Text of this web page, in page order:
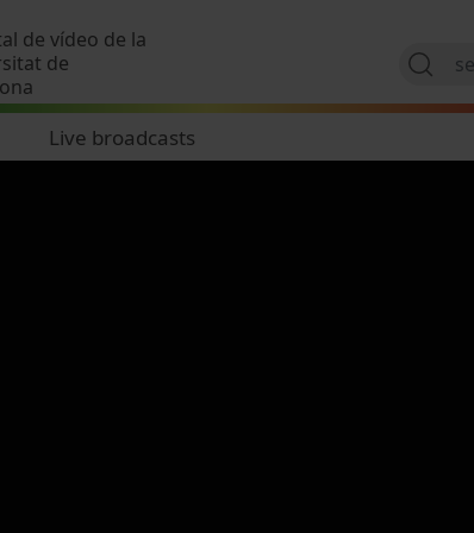
de vídeo de la
de
Live broadcasts